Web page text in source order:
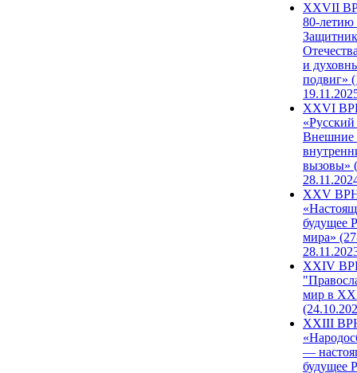
ХХVII
80-
и
подвиг»
XXVI
Внешние
вызовы»
XXV
будущее
мира»
XXIV
мир в
XXIII
—
будущее